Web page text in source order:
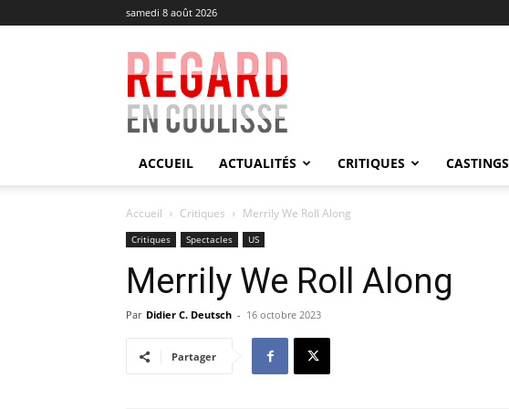
samedi 8 août 2026
Regard
en
Coulisse
ACCUEIL ACTUALITÉS CRITIQUES CASTINGS
Accueil Critiques Merrily We Roll Along
Critiques Spectacles US
Merrily We Roll Along
Par Didier C. Deutsch - 16 octobre 2023
Partager